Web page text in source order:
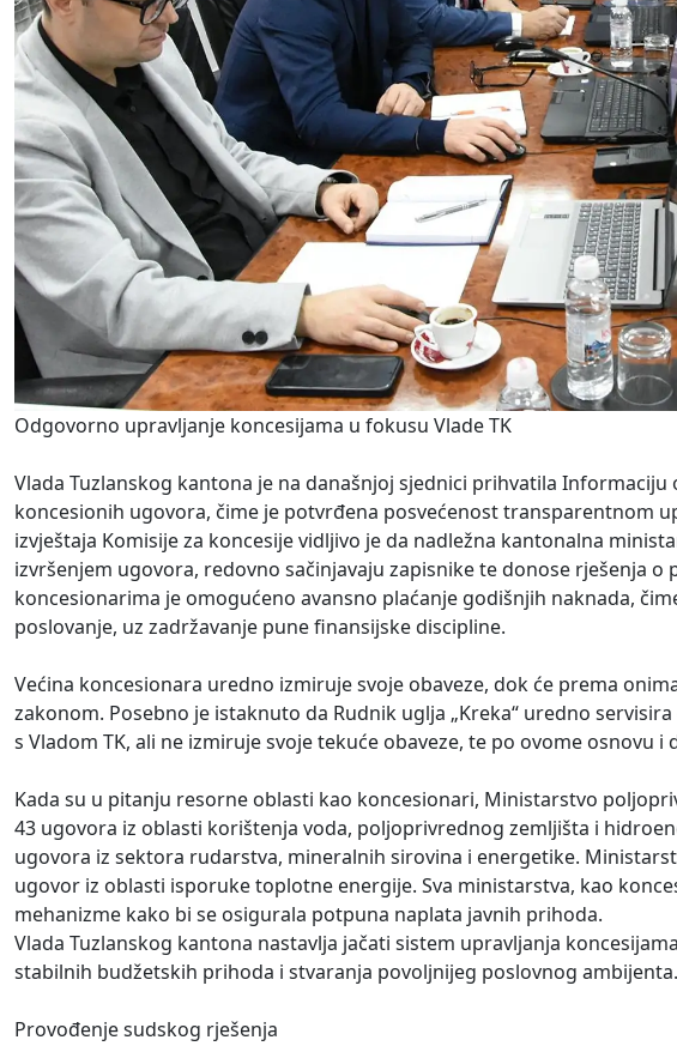
Odgovorno upravljanje koncesijama u fokusu Vlade TK
Vlada Tuzlanskog kantona je na današnjoj sjednici prihvatila
koncesionih ugovora, čime je potvrđena posvećenost transparentnom
izvještaja Komisije za koncesije vidljivo je da nadležna kantonalna
izvršenjem ugovora, redovno sačinjavaju zapisnike te donose rješenja
koncesionarima je omogućeno avansno plaćanje godišnjih naknada,
poslovanje, uz zadržavanje pune finansijske discipline.
Većina koncesionara uredno izmiruje svoje obaveze, dok će prema
zakonom. Posebno je istaknuto da Rudnik uglja „Kreka“ uredno
s Vladom TK, ali ne izmiruje svoje tekuće obaveze, te po ovome osnovu
Kada su u pitanju resorne oblasti kao koncesionari, Ministarstvo
43 ugovora iz oblasti korištenja voda, poljoprivrednog zemljišta i
ugovora iz sektora rudarstva, mineralnih sirovina i energetike.
ugovor iz oblasti isporuke toplotne energije. Sva ministarstva, kao
mehanizme kako bi se osigurala potpuna naplata javnih prihoda.
Vlada Tuzlanskog kantona nastavlja jačati sistem upravljanja
stabilnih budžetskih prihoda i stvaranja povoljnijeg poslovnog ambijenta.
Provođenje sudskog rješenja